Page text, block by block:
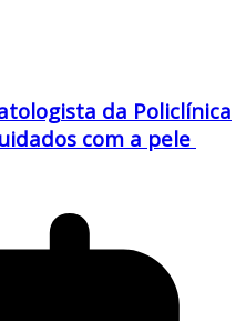
da Policlínica
com a pele